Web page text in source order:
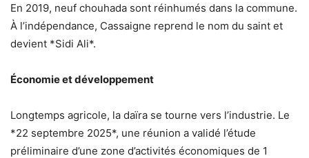
En 2019, neuf chouhada sont réinhumés dans la commune.
À l’indépendance, Cassaigne reprend le nom du saint et
devient *Sidi Ali*.
Économie et développement
Longtemps agricole, la daïra se tourne vers l’industrie. Le
*22 septembre 2025*, une réunion a validé l’étude
préliminaire d’une zone d’activités économiques de 1